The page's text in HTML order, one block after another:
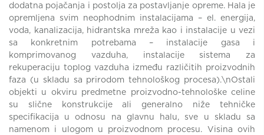
dodatna pojačanja i postolja za postavljanje opreme. Hala je
opremljena svim neophodnim instalacijama – el. energija,
voda, kanalizacija, hidrantska mreža kao i instalacije u vezi
sa konkretnim potrebama – instalacije gasa i
komprimovanog vazduha, instalacije sistema za
rekuperaciju toplog vazduha između različitih proizvodnih
faza (u skladu sa prirodom tehnološkog procesa).\nOstali
objekti u okviru predmetne proizvodno-tehnološke celine
su slične konstrukcije ali generalno niže tehničke
specifikacija u odnosu na glavnu halu, sve u skladu sa
namenom i ulogom u proizvodnom procesu. Visina ovih